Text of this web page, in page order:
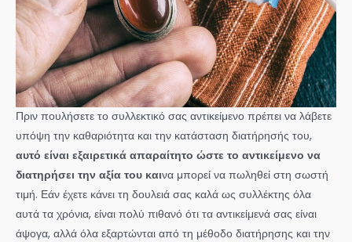
Πριν πουλήσετε το συλλεκτικό σας αντικείμενο πρέπει να λάβετε
υπόψη την καθαριότητα και την κατάσταση διατήρησής του,
αυτό είναι εξαιρετικά απαραίτητο ώστε το αντικείμενο να
διατηρήσει την αξία του καινα μπορεί να πωληθεί στη σωστή
τιμή. Εάν έχετε κάνει τη δουλειά σας καλά ως συλλέκτης όλα
αυτά τα χρόνια, είναι πολύ πιθανό ότι τα αντικείμενά σας είναι
άψογα, αλλά όλα εξαρτώνται από τη μέθοδο διατήρησης και την